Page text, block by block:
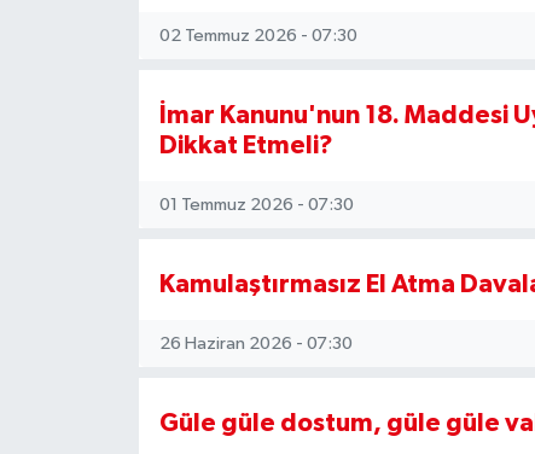
02 Temmuz 2026 - 07:30
İmar Kanunu'nun 18. Maddesi
Dikkat Etmeli?
01 Temmuz 2026 - 07:30
Kamulaştırmasız El Atma
26 Haziran 2026 - 07:30
Güle güle dostum, güle güle